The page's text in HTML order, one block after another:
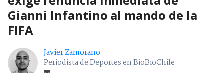
Gianni Infantino al mando de la
FIFA
Javier Zamorano
Periodista de Deportes en BioBioChile